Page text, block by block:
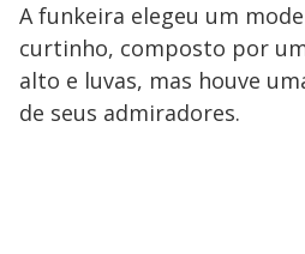
A funkeira elegeu um
curtinho, composto por
alto e luvas, mas houve
de seus admiradores.